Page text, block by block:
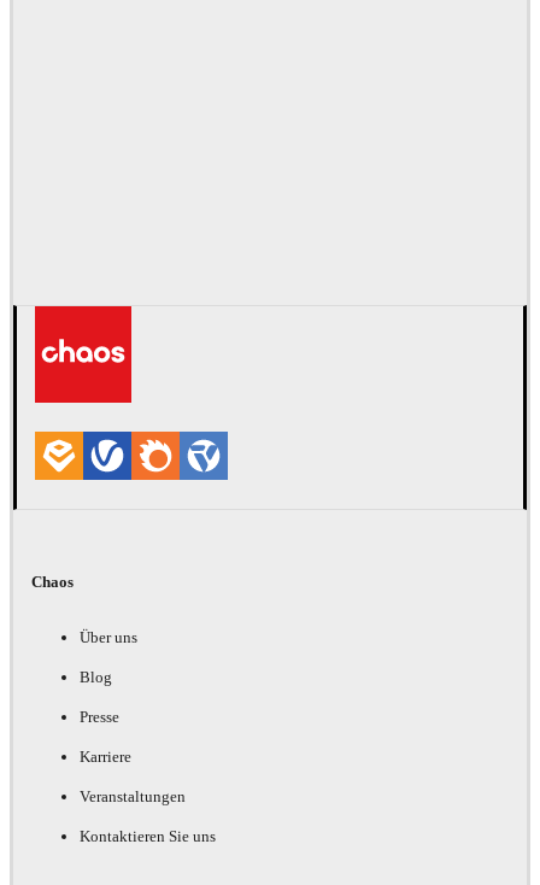
Chaos
Über uns
Blog
Presse
Karriere
Veranstaltungen
Kontaktieren Sie uns